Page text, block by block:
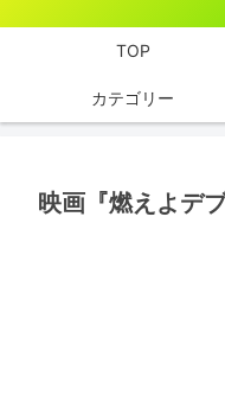
TOP
カテゴリー
映画『燃えよデ